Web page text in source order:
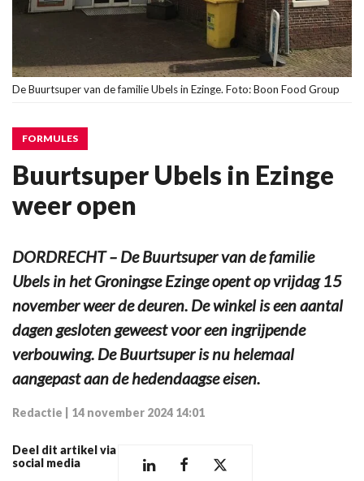
De Buurtsuper van de familie Ubels in Ezinge. Foto: Boon Food Group
FORMULES
Buurtsuper Ubels in Ezinge
weer open
DORDRECHT – De Buurtsuper van de familie
Ubels in het Groningse Ezinge opent op vrijdag 15
november weer de deuren. De winkel is een aantal
dagen gesloten geweest voor een ingrijpende
verbouwing. De Buurtsuper is nu helemaal
aangepast aan de hedendaagse eisen.
Redactie 14 november 2024 14:01
Deel dit artikel via
social media